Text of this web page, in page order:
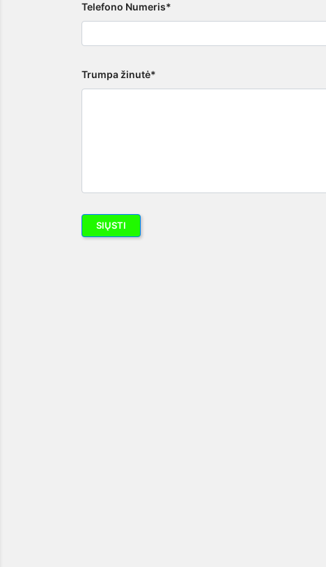
Telefono Numeris*
Trumpa žinutė*